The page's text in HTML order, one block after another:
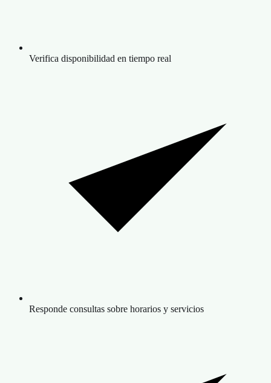
Verifica disponibilidad en tiempo real
Responde consultas sobre horarios y servicios